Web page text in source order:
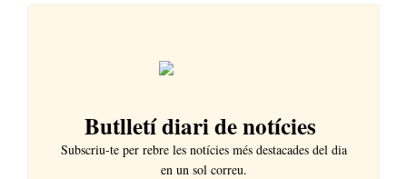
Butlletí diari de notícies
Subscriu-te per rebre les notícies més destacades del dia
en un sol correu.